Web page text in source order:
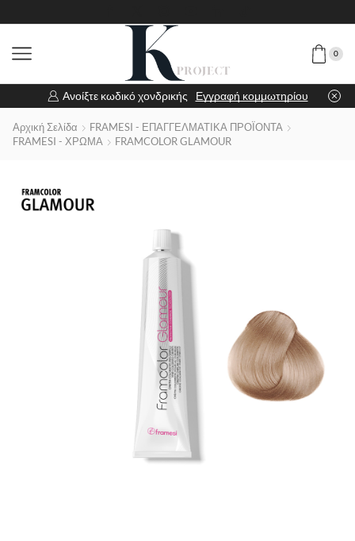
0
Ανοίξτε κωδικό χονδρικής Εγγραφή κομμωτηρίου
Αρχική Σελίδα
FRAMESI - ΕΠΑΓΓΕΛΜΑΤΙΚΑ ΠΡΟΪΟΝΤΑ
FRAMESI - ΧΡΩΜΑ
FRAMCOLOR GLAMOUR